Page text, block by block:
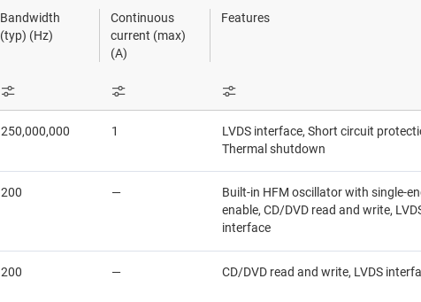
Sensores
Amplificadores operacionales (op amps)
Amplificadores de ganancia programable y variable (PGA y VGA)
Amplificadores de función especial
Amplificadores de muestreo
Amplificadores de
Amplificadores de video
Features
Bandwidth
(typ) (Hz)
Continuous
current (max)
(A)
250,000,000 1
LVDS interface, Short circuit
Thermal shutdown
200 —
Built-in HFM oscillator with single-
enable, CD/DVD read and write,
interface
200 — CD/DVD read and write, LVDS